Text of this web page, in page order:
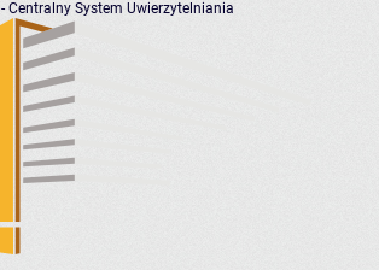
- Centralny System Uwierzytelniania